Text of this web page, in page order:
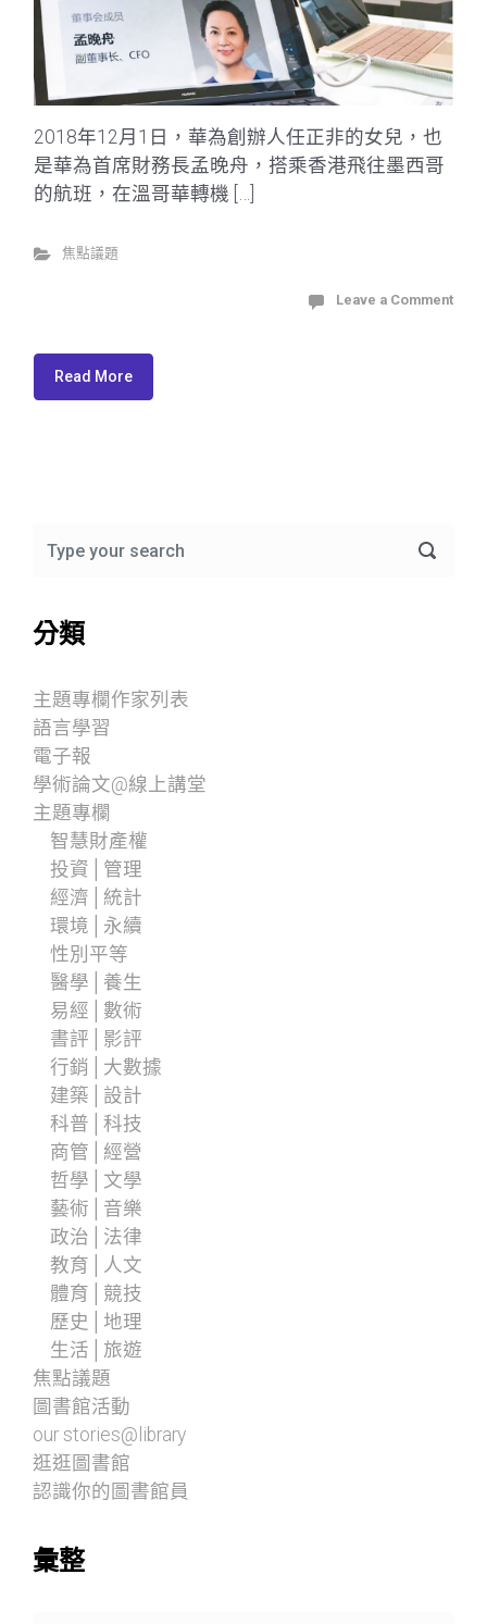
2018年12月1日，華為創辦人任正非的女兒，也
是華為首席財務長孟晚舟，搭乘香港飛往墨西哥
的航班，在溫哥華轉機 […]
焦點議題
Leave a Comment
Read More
分類
主題專欄作家列表
語言學習
電子報
學術論文@線上講堂
主題專欄
智慧財產權
投資│管理
經濟│統計
環境│永續
性別平等
醫學│養生
易經│數術
書評│影評
行銷│大數據
建築│設計
科普│科技
商管│經營
哲學│文學
藝術│音樂
政治│法律
教育│人文
體育│競技
歷史│地理
生活│旅遊
焦點議題
圖書館活動
our stories@library
逛逛圖書館
認識你的圖書館員
彙整